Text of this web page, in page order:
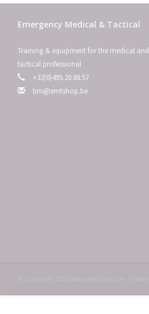
Emergency Medical & Tactical
Training & equipment for the medical and
tactical professional
+32(0)495.20.88.57
tim@emtshop.be